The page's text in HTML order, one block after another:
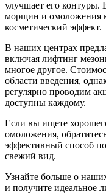
улучшает его контуры.
морщин и омоложения
косметический эффект.
В наших центрах
включая лифтинг
многое другое.
области введения,
регулярно проводим
доступны каждому.
Если вы ищете
омоложения,
эффективный способ
свежий вид.
Узнайте больше о
и получите идеальное